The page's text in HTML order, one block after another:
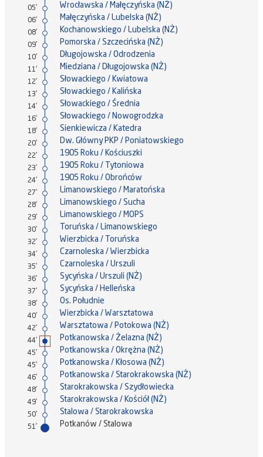
05' Wrocławska / Małęczyńska (NŻ)
06' Małęczyńska / Lubelska (NŻ)
08' Kochanowskiego / Lubelska (NŻ)
09' Pomorska / Szczecińska (NŻ)
10' Długojowska / Odrodzenia
11' Miedziana / Długojowska (NŻ)
12' Słowackiego / Kwiatowa
13' Słowackiego / Kalińska
14' Słowackiego / Średnia
16' Słowackiego / Nowogrodzka
18' Sienkiewicza / Katedra
20' Dw. Główny PKP / Poniatowskiego
22' 1905 Roku / Kościuszki
23' 1905 Roku / Tytoniowa
24' 1905 Roku / Obrońców
27' Limanowskiego / Maratońska
28' Limanowskiego / Sucha
29' Limanowskiego / MOPS
30' Toruńska / Limanowskiego
32' Wierzbicka / Toruńska
34' Czarnoleska / Wierzbicka
35' Czarnoleska / Urszuli
36' Sycyńska / Urszuli (NŻ)
37' Sycyńska / Helleńska
38' Os. Południe
40' Wierzbicka / Warsztatowa
42' Warsztatowa / Potokowa (NŻ)
44' Potkanowska / Żelazna (NŻ)
45' Potkanowska / Okrężna (NŻ)
45' Potkanowska / Kłosowa (NŻ)
46' Potkanowska / Starokrakowska (NŻ)
48' Starokrakowska / Szydłowiecka
49' Starokrakowska / Kościół (NŻ)
50' Stalowa / Starokrakowska
51' Potkanów / Stalowa